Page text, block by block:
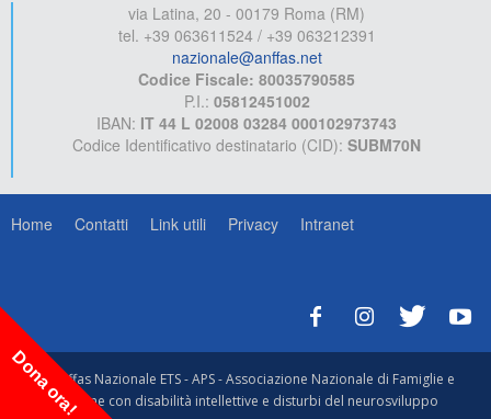
via Latina, 20 - 00179 Roma (RM)
tel. +39 063611524 / +39 063212391
nazionale@anffas.net
Codice Fiscale: 80035790585
P.I.: 05812451002
IBAN: IT 44 L 02008 03284 000102973743
Codice Identificativo destinatario (CID): SUBM70N
Home Contatti Link utili Privacy Intranet
© Anffas Nazionale ETS - APS - Associazione Nazionale di Famiglie e
Persone con disabilità intellettive e disturbi del neurosviluppo
Dona ora!